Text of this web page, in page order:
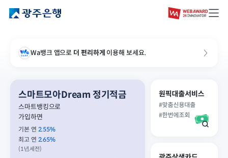
Wa뱅크 앱으로 더 편리하게 이용해 보세요.
스마트모아Dream 정기적금
스마트뱅킹으로
가입하면
기본 연 2.55%
최고 연 2.65%
(1년,세전)